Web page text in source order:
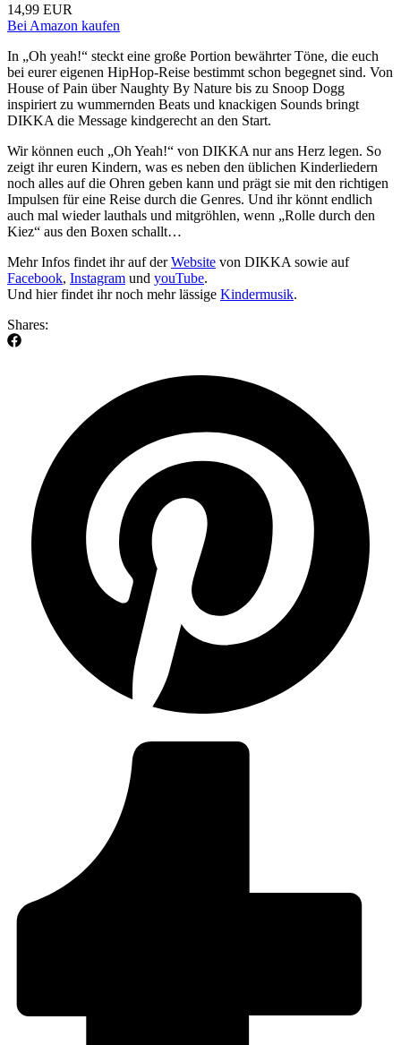
14,99 EUR
Bei Amazon kaufen
In „Oh yeah!“ steckt eine große Portion bewährter Töne, die euch
bei eurer eigenen HipHop-Reise bestimmt schon begegnet sind. Von
House of Pain über Naughty By Nature bis zu Snoop Dogg
inspiriert zu wummernden Beats und knackigen Sounds bringt
DIKKA die Message kindgerecht an den Start.
Wir können euch „Oh Yeah!“ von DIKKA nur ans Herz legen. So
zeigt ihr euren Kindern, was es neben den üblichen Kinderliedern
noch alles auf die Ohren geben kann und prägt sie mit den richtigen
Impulsen für eine Reise durch die Genres. Und ihr könnt endlich
auch mal wieder lauthals und mitgröhlen, wenn „Rolle durch den
Kiez“ aus den Boxen schallt…
Mehr Infos findet ihr auf derWebsite von DIKKA sowie auf
Facebook, Instagram und youTube.
Und hier findet ihr noch mehr lässige Kindermusik.
Shares: